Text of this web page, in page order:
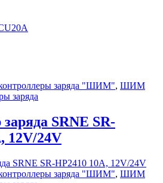
заряда "ШИМ", ШИМ
заряда
SRNE SR-
12V/24V
заряда "ШИМ", ШИМ